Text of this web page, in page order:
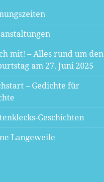
mit! – Alles rund um den
am 27. Juni 2025
– Gedichte für
Geschichten
Langeweile